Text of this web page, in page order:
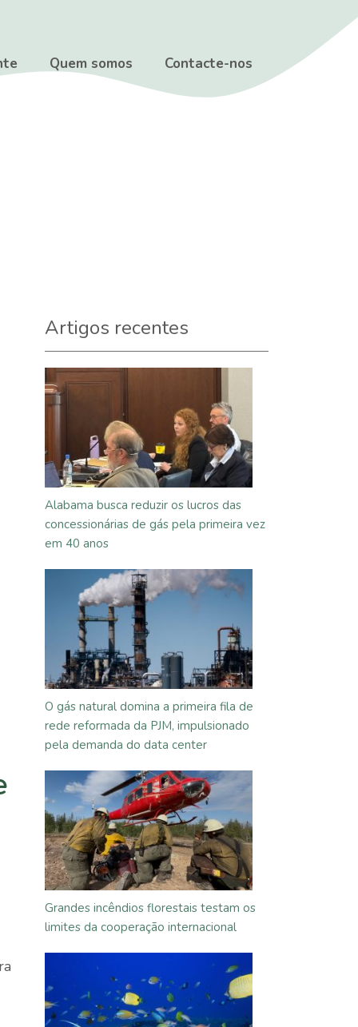
Quem somos Contacte-nos
Artigos recentes
Alabama busca reduzir os lucros das
concessionárias de gás pela primeira vez
em 40 anos
O gás natural domina a primeira fila de
rede reformada da PJM, impulsionado
pela demanda do data center
Grandes incêndios florestais testam os
limites da cooperação internacional